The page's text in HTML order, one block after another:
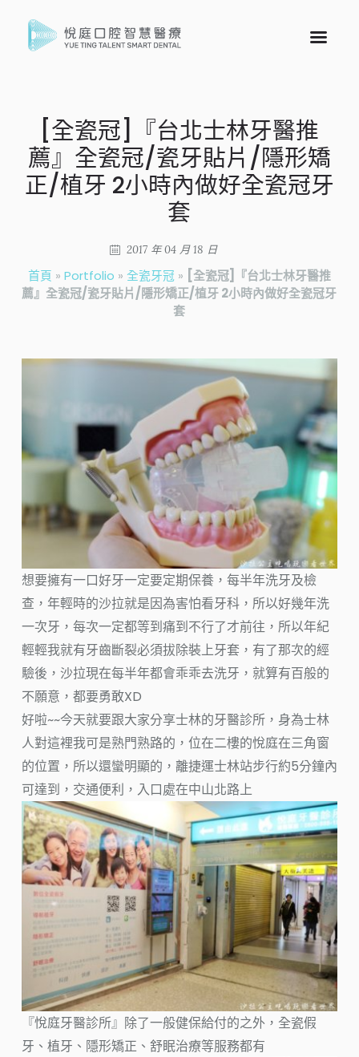
[全瓷冠]『台北士林牙醫推
薦』全瓷冠/瓷牙貼片/隱形矯
正/植牙 2小時內做好全瓷冠牙
套
2017 年 04 月 18 日
首頁 » Portfolio » 全瓷牙冠» [全瓷冠]『台北士林牙醫推
薦』全瓷冠/瓷牙貼片/隱形矯正/植牙 2小時內做好全瓷冠牙
套
想要擁有一口好牙一定要定期保養，每半年洗牙及檢
查，年輕時的沙拉就是因為害怕看牙科，所以好幾年洗
一次牙，每次一定都等到痛到不行了才前往，所以年紀
輕輕我就有牙齒斷裂必須拔除裝上牙套，有了那次的經
驗後，沙拉現在每半年都會乖乖去洗牙，就算有百般的
不願意，都要勇敢XD
好啦~~今天就要跟大家分享士林的牙醫診所，身為士林
人對這裡我可是熟門熟路的，位在二樓的悅庭在三角窗
的位置，所以還蠻明顯的，離捷運士林站步行約5分鐘內
可達到，交通便利，入口處在中山北路上
『悅庭牙醫診所』除了一般健保給付的之外，全瓷假
牙、植牙、隱形矯正、舒眠治療等服務都有